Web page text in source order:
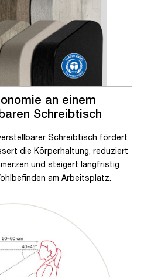
an einem
Schreibtisch
Schreibtisch fördert
die Körperhaltung, reduziert
und steigert langfristig
am Arbeitsplatz.